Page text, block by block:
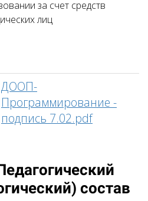
за счет средств
лиц
ДООП-
Программирование -
подпись 7.02.pdf
состав